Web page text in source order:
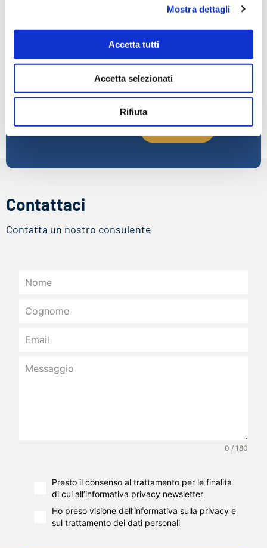
Mostra dettagli
Accetta tutti
Accetta selezionati
Rifiuta
Iscriviti alla
novità normative, gli
sconti e le novità
Email
Accetto la
Policy
Contattaci
Contatta un nostro consulente
0 / 180
Presto il consenso al trattamento per le finalità
di cui all’informativa privacy newsletter
Ho preso visione dell’informativa sulla privacy e
sul trattamento dei dati personali